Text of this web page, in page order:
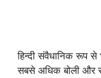
हिन्दी संवैधानिक रूप
सबसे अधिक बोली और